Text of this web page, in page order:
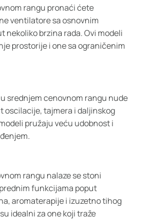
rangu pronaći ćete
ventilatore sa osnovnim
nekoliko brzina rada. Ovi modeli
prostorije i one sa ograničenim
srednjem cenovnom rangu nude
oscilacije, tajmera i daljinskog
pružaju veću udobnost i
rangu nalaze se stoni
funkcijama poput
aromaterapije i izuzetno tihog
idealni za one koji traže